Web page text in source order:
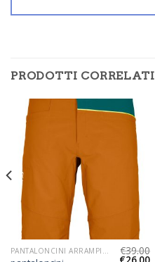
PRODOTTI CORRELATI
PANTALONCINI ARRAMPICATA UOMO €39.00